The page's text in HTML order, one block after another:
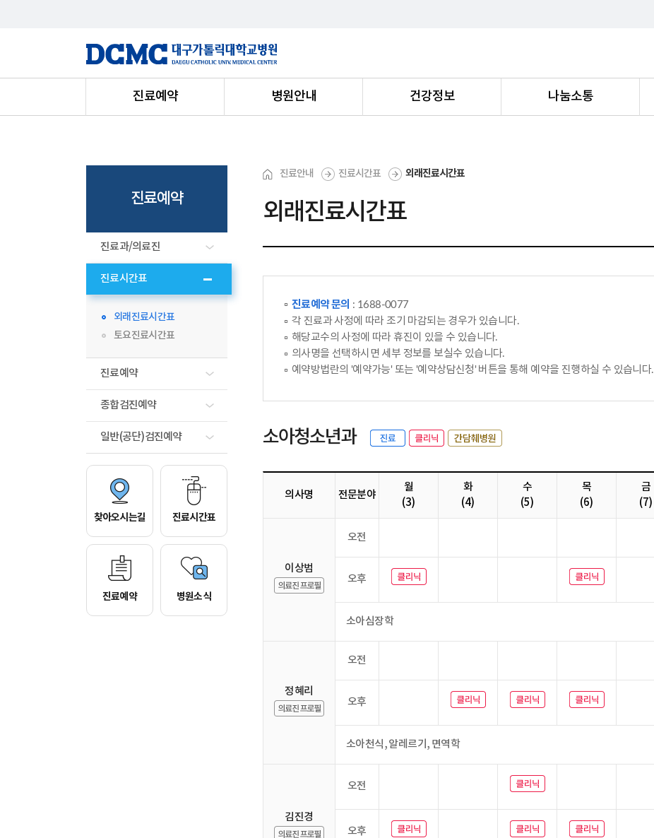
진료예약 병원안내 건강정보 나눔소통
진료예약
진료과/의료진
진료시간표
외래진료시간표
토요진료시간표
진료예약
종합검진예약
일반(공단)검진예약
찾아오시는길 진료시간표
진료예약 병원소식
외래진료시간표
진료안내 진료시간표 외래진료시간표
진료예약 문의 : 1688-0077
각 진료과 사정에 따라 조기 마감되는 경우가 있습니다.
해당교수의 사정에 따라 휴진이 있을 수 있습니다.
의사명을 선택하시면 세부 정보를 보실수 있습니다.
예약방법란의 '예약가능' 또는 '예약상담신청' 버튼을 통해 예약을 진행하실 수 있습니다.
소아청소년과
의사명 전문분야
월
(3)
화
(4)
수
(5)
목
(6)
금
(7)
이상범
오전
오후
소아심장학
정혜리
오전
오후
소아천식, 알레르기, 면역학
김진경
오전
오후